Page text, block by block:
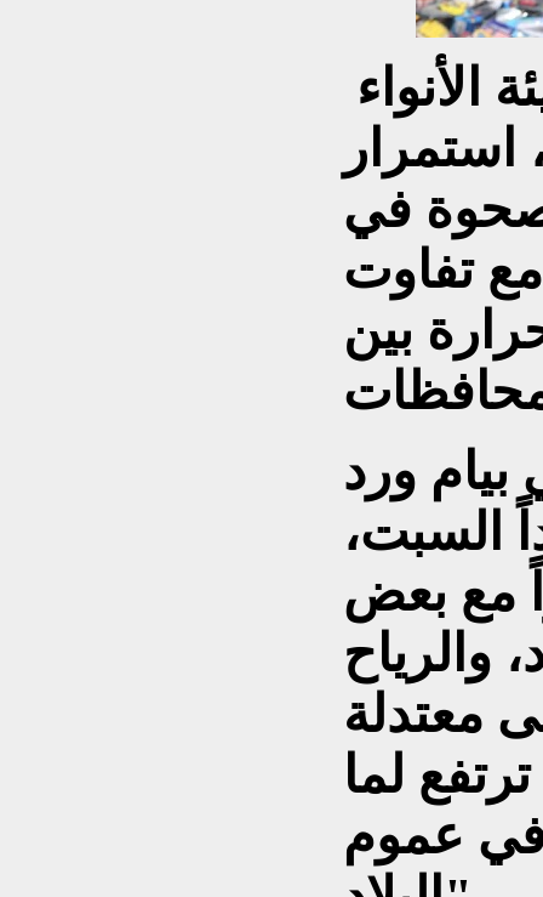
الأنواء
استمرار
في
تفاوت
بين
ورد
السبت،
مع بعض
والرياح
معتدلة
لما
عموم